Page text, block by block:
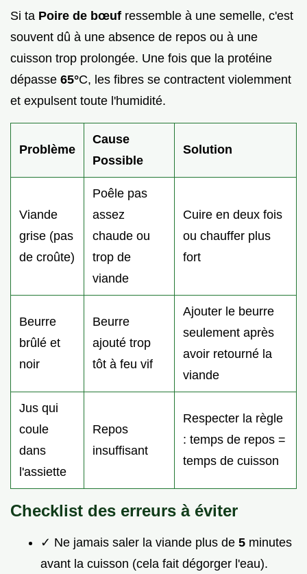
Si ta Poire de bœuf ressemble à une semelle, c'est
souvent dû à une absence de repos ou à une
cuisson trop prolongée. Une fois que la protéine
dépasse 65°C, les fibres se contractent violemment
et expulsent toute l'humidité.
Problème
Cause
Possible
Solution
Viande
grise (pas
de croûte)
Poêle pas
assez
chaude ou
trop de
viande
Cuire en deux fois
ou chauffer plus
fort
Beurre
brûlé et
noir
Beurre
ajouté trop
tôt à feu vif
Ajouter le beurre
seulement après
avoir retourné la
viande
Jus qui
coule
dans
l'assiette
Repos
insuffisant
Respecter la règle
: temps de repos =
temps de cuisson
Checklist des erreurs à éviter
✓ Ne jamais saler la viande plus de 5 minutes
avant la cuisson (cela fait dégorger l'eau).